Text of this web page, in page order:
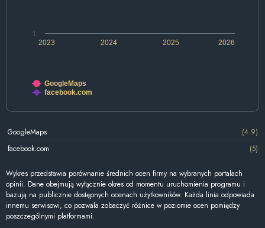
2024 2026
2023 2025
1
GoogleMaps
facebook.com
GoogleMaps
(4.9)
facebook.com
(5)
Wykres przedstawia porównanie średnich ocen firmy na wybranych portalach
opinii. Dane obejmują wyłącznie okres od momentu uruchomienia programu i
bazują na publicznie dostępnych ocenach użytkowników. Każda linia odpowiada
innemu serwisowi, co pozwala zobaczyć różnice w poziomie ocen pomiędzy
poszczególnymi platformami.